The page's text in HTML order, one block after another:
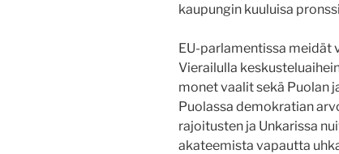
kaupungin kuuluisa
EU-parlamentissa meidät
Vierailulla
monet vaalit sekä Puolan
Puolassa demokratian
rajoitusten ja Unkarissa
akateemista vapautta